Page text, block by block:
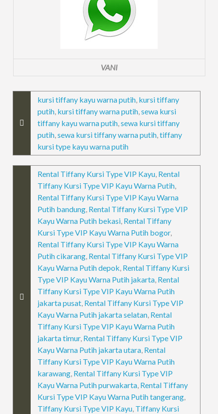
VANI
kursi tiffany kayu warna putih kursi tiffany
putih kursi tiffany warna putih ,sewa kursi
tiffany kayu warna putih ,sewa kursi tiffany
putih ,sewa kursi tiffany warna putih ,tiffany
kursi type kayu warna putih
Rental Tiffany Kursi Type VIP Kayu Rental
Tiffany Kursi Type VIP Kayu Warna Putih
Rental Tiffany Kursi Type VIP Kayu Warna
Putih bandung Rental Tiffany Kursi Type VIP
Kayu Warna Putih bekasi Rental Tiffany
Kursi Type VIP Kayu Warna Putih bogor,
Rental Tiffany Kursi Type VIP Kayu Warna
Putih cikarang Rental Tiffany Kursi Type VIP
Kayu Warna Putih depok Rental Tiffany Kursi
Type VIP Kayu Warna Putih jakarta Rental
Tiffany Kursi Type VIP Kayu Warna Putih
jakarta pusat Rental Tiffany Kursi Type VIP
Kayu Warna Putih jakarta selatan Rental
Tiffany Kursi Type VIP Kayu Warna Putih
jakarta timur, Rental Tiffany Kursi Type VIP
Kayu Warna Putih jakarta utara Rental
Tiffany Kursi Type VIP Kayu Warna Putih
karawang Rental Tiffany Kursi Type VIP
Kayu Warna Putih purwakarta Rental Tiffany
Kursi Type VIP Kayu Warna Putih tangerang
Tiffany Kursi Type VIP Kayu Tiffany Kursi